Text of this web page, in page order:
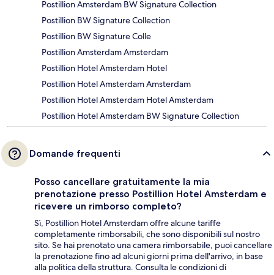
Postillion Amsterdam BW Signature Collection
Postillion BW Signature Collection
Postillion BW Signature Colle
Postillion Amsterdam Amsterdam
Postillion Hotel Amsterdam Hotel
Postillion Hotel Amsterdam Amsterdam
Postillion Hotel Amsterdam Hotel Amsterdam
Postillion Hotel Amsterdam BW Signature Collection
Domande frequenti
Posso cancellare gratuitamente la mia
prenotazione presso Postillion Hotel Amsterdam e
ricevere un rimborso completo?
Sì, Postillion Hotel Amsterdam offre alcune tariffe
completamente rimborsabili, che sono disponibili sul nostro
sito. Se hai prenotato una camera rimborsabile, puoi cancellare
la prenotazione fino ad alcuni giorni prima dell'arrivo, in base
alla politica della struttura. Consulta le condizioni di